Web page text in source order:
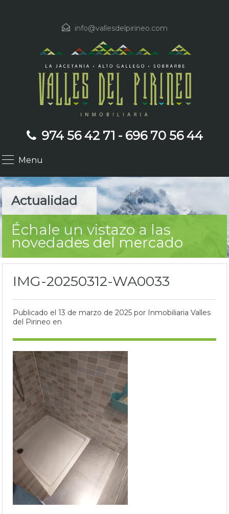
info@vallesdelpirineo.com
Menu
974 56 42 71 - 696 70 56 44
Actualidad
Échale un vistazo a las
novedades del mercado
IMG-20250312-WA0033
Publicado el 13 de marzo de 2025 por Inmobiliaria Valles
del Pirineo en